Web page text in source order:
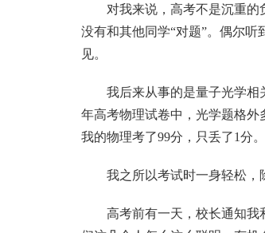
对我来说，高考不是沉重
没有和其他同学“对题”。偶尔
见。
我后来从事的是量子光学相
年高考物理试卷中，光学题格外
我的物理考了99分，只丢了1分。
我之所以考试时一身轻松，
高考前有一天，校长通知我